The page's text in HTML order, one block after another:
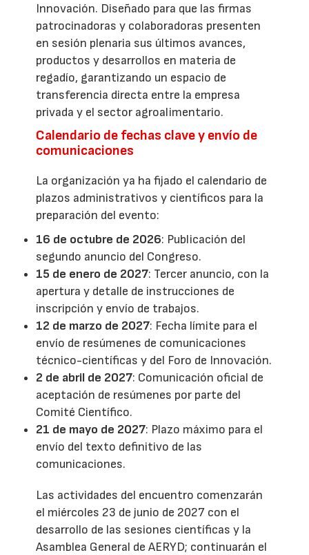
Innovación. Diseñado para que las firmas
patrocinadoras y colaboradoras presenten
en sesión plenaria sus últimos avances,
productos y desarrollos en materia de
regadío, garantizando un espacio de
transferencia directa entre la empresa
privada y el sector agroalimentario.
Calendario de fechas clave y envío de
comunicaciones
La organización ya ha fijado el calendario de
plazos administrativos y científicos para la
preparación del evento:
16 de octubre de 2026: Publicación del
segundo anuncio del Congreso.
15 de enero de 2027: Tercer anuncio, con la
apertura y detalle de instrucciones de
inscripción y envío de trabajos.
12 de marzo de 2027: Fecha límite para el
envío de resúmenes de comunicaciones
técnico-científicas y del Foro de Innovación.
2 de abril de 2027: Comunicación oficial de
aceptación de resúmenes por parte del
Comité Científico.
21 de mayo de 2027: Plazo máximo para el
envío del texto definitivo de las
comunicaciones.
Las actividades del encuentro comenzarán
el miércoles 23 de junio de 2027 con el
desarrollo de las sesiones científicas y la
Asamblea General de AERYD; continuarán el